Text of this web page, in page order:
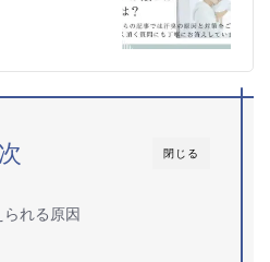
閉じる
れる原因